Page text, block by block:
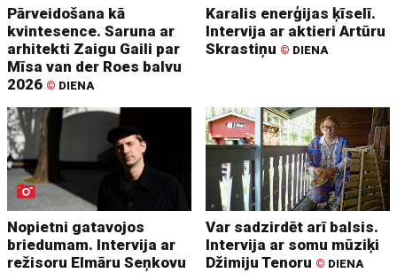
Pārveidošana kā
kvintesence. Saruna ar
arhitekti Zaigu Gaili par
Mīsa van der Roes balvu
2026 © DIENA
Karalis enerģijas ķīselī.
Intervija ar aktieri Artūru
Skrastiņu © DIENA
Nopietni gatavojos
briedumam. Intervija ar
režisoru Elmāru Seņkovu
Var sadzirdēt arī balsis.
Intervija ar somu mūziķi
Džimiju Tenoru © DIENA